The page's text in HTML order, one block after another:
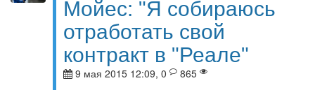
Мойес: "Я собираюсь
отработать свой
контракт в "Реале"
9 мая 2015 12:09, 0
865